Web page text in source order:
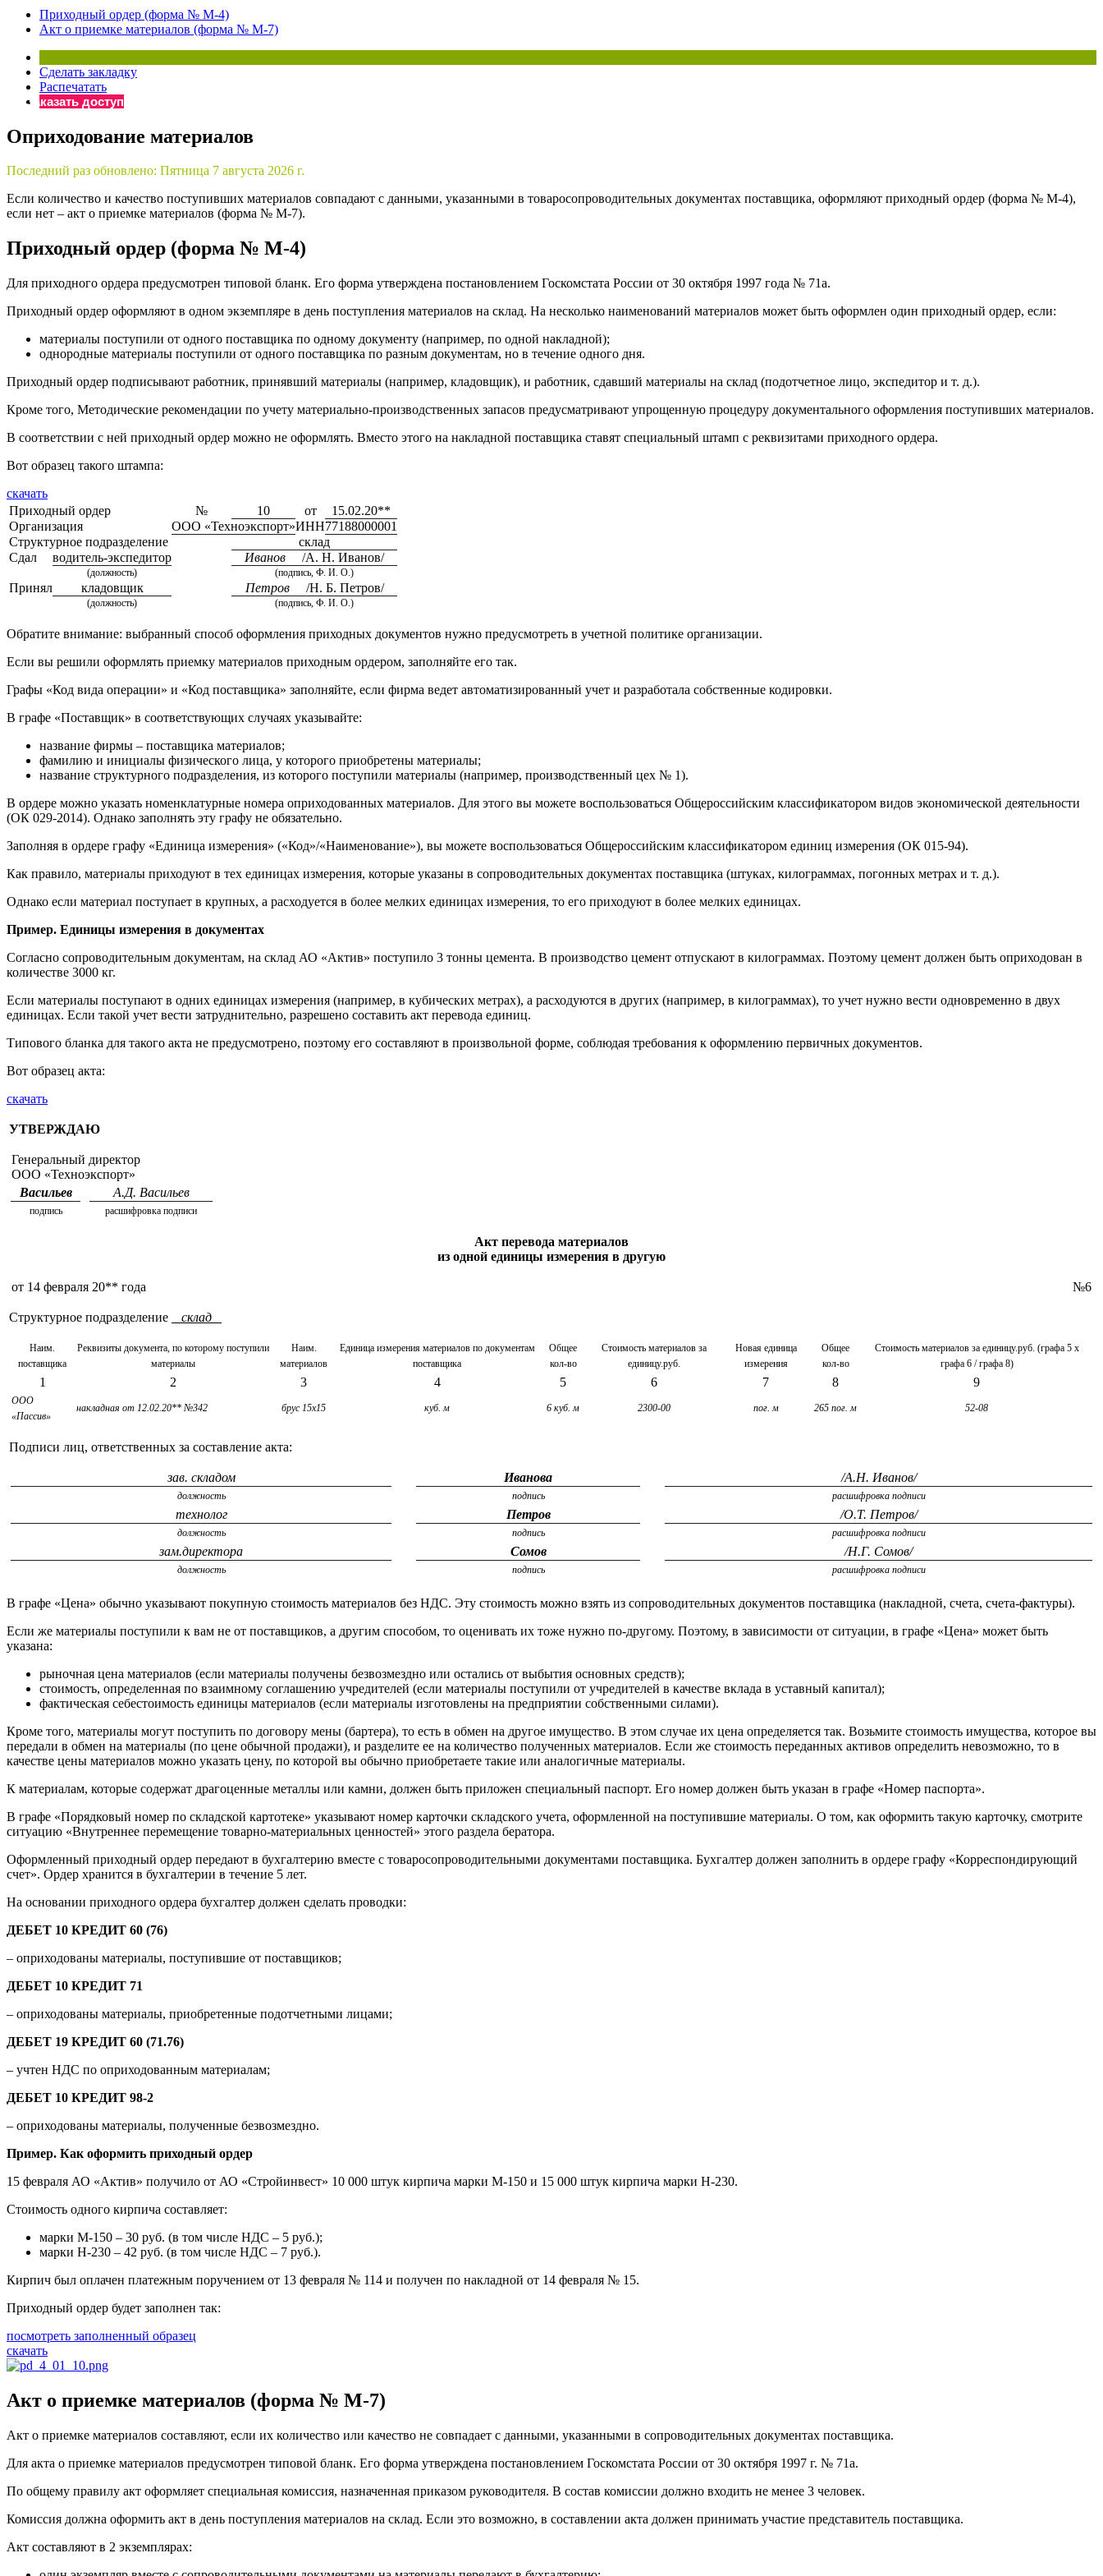
Приходный ордер (форма № М-4)
Акт о приемке материалов (форма № М-7)
Сделать закладку
Распечатать
Заказать доступ
Оприходование материалов
Последний раз обновлено: Пятница 7 августа 2026 г.
Если количество и качество поступивших материалов совпадают с данными, указанными в товаросопроводительных документах поставщика, оформляют приходный ордер (форма № М-4),
если нет – акт о приемке материалов (форма № М-7).
Приходный ордер (форма № М-4)
Для приходного ордера предусмотрен типовой бланк. Его форма утверждена постановлением Госкомстата России от 30 октября 1997 года № 71а.
Приходный ордер оформляют в одном экземпляре в день поступления материалов на склад. На несколько наименований материалов может быть оформлен один приходный ордер, если:
материалы поступили от одного поставщика по одному документу (например, по одной накладной);
однородные материалы поступили от одного поставщика по разным документам, но в течение одного дня.
Приходный ордер подписывают работник, принявший материалы (например, кладовщик), и работник, сдавший материалы на склад (подотчетное лицо, экспедитор и т. д.).
Кроме того, Методические рекомендации по учету материально-производственных запасов предусматривают упрощенную процедуру документального оформления поступивших материалов.
В соответствии с ней приходный ордер можно не оформлять. Вместо этого на накладной поставщика ставят специальный штамп с реквизитами приходного ордера.
Вот образец такого штампа:
скачать
Приходный ордер
№ 10 от
15.02.20**
Организация
ООО «Техноэкспорт»ИНН77188000001
Структурное подразделение
склад
Сдал
водитель-экспедитор Иванов /А. Н. Иванов/
(должность) (подпись, Ф. И. О.)
Принял кладовщик Петров/Н. Б. Петров/
(должность) (подпись, Ф. И. О.)
Обратите внимание: выбранный способ оформления приходных документов нужно предусмотреть в учетной политике организации.
Если вы решили оформлять приемку материалов приходным ордером, заполняйте его так.
Графы «Код вида операции» и «Код поставщика» заполняйте, если фирма ведет автоматизированный учет и разработала собственные кодировки.
В графе «Поставщик» в соответствующих случаях указывайте:
название фирмы – поставщика материалов;
фамилию и инициалы физического лица, у которого приобретены материалы;
название структурного подразделения, из которого поступили материалы (например, производственный цех № 1).
В ордере можно указать номенклатурные номера оприходованных материалов. Для этого вы можете воспользоваться Общероссийским классификатором видов экономической деятельности
(ОК 029-2014). Однако заполнять эту графу не обязательно.
Заполняя в ордере графу «Единица измерения» («Код»/«Наименование»), вы можете воспользоваться Общероссийским классификатором единиц измерения (ОК 015-94).
Как правило, материалы приходуют в тех единицах измерения, которые указаны в сопроводительных документах поставщика (штуках, килограммах, погонных метрах и т. д.).
Однако если материал поступает в крупных, а расходуется в более мелких единицах измерения, то его приходуют в более мелких единицах.
Пример. Единицы измерения в документах
Согласно сопроводительным документам, на склад АО «Актив» поступило 3 тонны цемента. В производство цемент отпускают в килограммах. Поэтому цемент должен быть оприходован в
количестве 3000 кг.
Если материалы поступают в одних единицах измерения (например, в кубических метрах), а расходуются в других (например, в килограммах), то учет нужно вести одновременно в двух
единицах. Если такой учет вести затруднительно, разрешено составить акт перевода единиц.
Типового бланка для такого акта не предусмотрено, поэтому его составляют в произвольной форме, соблюдая требования к оформлению первичных документов.
Вот образец акта:
скачать
УТВЕРЖДАЮ
Генеральный директор
ООО «Техноэкспорт»
Васильев
А.Д. Васильев
подпись расшифровка подписи
Акт перевода материалов
из одной единицы измерения в другую
от 14 февраля 20** года №6
Структурное подразделение склад
Наим.
поставщика
Реквизиты документа, по которому поступили
материалы
Наим.
материалов
Единица измерения материалов по докумен­там
постав­щика
Общее
кол-во
Стоимость материалов за
единицу.руб.
Новая единица
измерения
Общее
кол-во
Стоимость материалов за единицу.руб. (графа 5 х
графа 6 / графа 8)
1 2 3 4 5 6 7 8 9
ООО
«Пассив»
накладная от 12.02.20** №342 брус 15х15 куб. м 6 куб. м 2300-00 пог. м 265 пог. м 52-08
Подписи лиц, ответственных за составление акта:
зав. складом Иванова /А.Н. Иванов/
должность подпись расшифровка подписи
технолог Петров /О.Т. Петров/
должность подпись расшифровка подписи
зам.директора Сомов /Н.Г. Сомов/
должность подпись расшифровка подписи
В графе «Цена» обычно указывают покупную стоимость материалов без НДС. Эту стоимость можно взять из сопроводительных документов поставщика (накладной, счета, счета-фактуры).
Если же материалы поступили к вам не от поставщиков, а другим способом, то оценивать их тоже нужно по-другому. Поэтому, в зависимости от ситуации, в графе «Цена» может быть
указана:
рыночная цена материалов (если материалы получены безвозмездно или остались от выбытия основных средств);
стоимость, определенная по взаимному соглашению учредителей (если материалы поступили от учредителей в качестве вклада в уставный капитал);
фактическая себестоимость единицы материалов (если материалы изготовлены на предприятии собственными силами).
Кроме того, материалы могут поступить по договору мены (бартера), то есть в обмен на другое имущество. В этом случае их цена определяется так. Возьмите стоимость имущества, которое вы
передали в обмен на материалы (по цене обычной продажи), и разделите ее на количество полученных материалов. Если же стоимость переданных активов определить невозможно, то в
качестве цены материалов можно указать цену, по которой вы обычно приобретаете такие или аналогичные материалы.
К материалам, которые содержат драгоценные металлы или камни, должен быть приложен специальный паспорт. Его номер должен быть указан в графе «Номер паспорта».
В графе «Порядковый номер по складской картотеке» указывают номер карточки складского учета, оформленной на поступившие материалы. О том, как оформить такую карточку, смотрите
ситуацию «Внутреннее перемещение товарно-материальных ценностей» этого раздела бератора.
Оформленный приходный ордер передают в бухгалтерию вместе с товаросопроводительными документами поставщика. Бухгалтер должен заполнить в ордере графу «Корреспондирующий
счет». Ордер хранится в бухгалтерии в течение 5 лет.
На основании приходного ордера бухгалтер должен сделать проводки:
ДЕБЕТ 10 КРЕДИТ 60 (76)
– оприходованы материалы, поступившие от поставщиков;
ДЕБЕТ 10 КРЕДИТ 71
– оприходованы материалы, приобретенные подотчетными лицами;
ДЕБЕТ 19 КРЕДИТ 60 (71.76)
– учтен НДС по оприходованным материалам;
ДЕБЕТ 10 КРЕДИТ 98-2
– оприходованы материалы, полученные безвозмездно.
Пример. Как оформить приходный ордер
15 февраля АО «Актив» получило от АО «Стройинвест» 10 000 штук кирпича марки М-150 и 15 000 штук кирпича марки Н-230.
Стоимость одного кирпича составляет:
марки М-150 – 30 руб. (в том числе НДС – 5 руб.);
марки Н-230 – 42 руб. (в том числе НДС – 7 руб.).
Кирпич был оплачен платежным поручением от 13 февраля № 114 и получен по накладной от 14 февраля № 15.
Приходный ордер будет заполнен так:
посмотреть заполненный образец
скачать
Акт о приемке материалов (форма № М-7)
Акт о приемке материалов составляют, если их количество или качество не совпадает с данными, указанными в сопроводительных документах поставщика.
Для акта о приемке материалов предусмотрен типовой бланк. Его форма утверждена постановлением Госкомстата России от 30 октября 1997 г. № 71а.
По общему правилу акт оформляет специальная комиссия, назначенная приказом руководителя. В состав комиссии должно входить не менее 3 человек.
Комиссия должна оформить акт в день поступления материалов на склад. Если это возможно, в составлении акта должен принимать участие представитель поставщика.
Акт составляют в 2 экземплярах: